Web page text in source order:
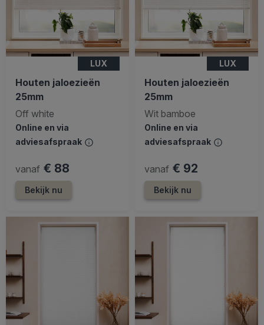
LUX
Houten jaloezieën
25mm
Off white
Online en via
adviesafspraak
vanaf € 88
Bekijk nu
LUX
Houten jaloezieën
25mm
Wit bamboe
Online en via
adviesafspraak
vanaf € 92
Bekijk nu